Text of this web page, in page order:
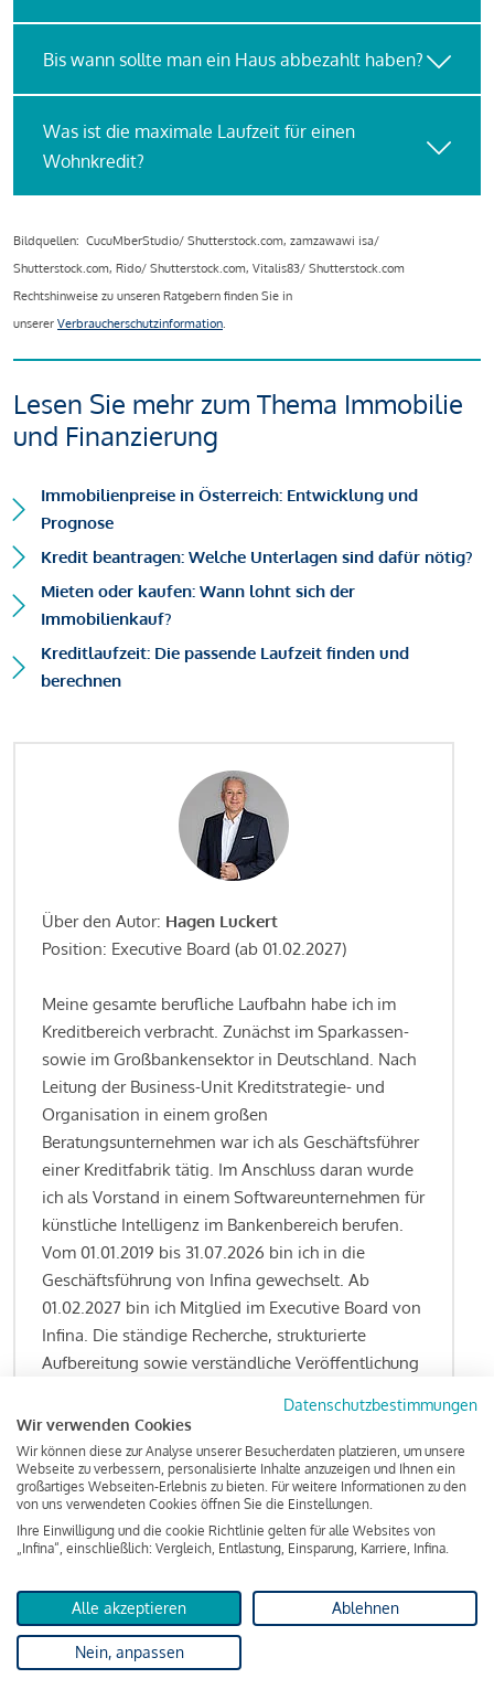
Bis wann sollte man ein Haus abbezahlt haben?
Was ist die maximale Laufzeit für einen
Wohnkredit?
Bildquellen: CucuMberStudio/ Shutterstock.com, zamzawawi isa/
Shutterstock.com, Rido/ Shutterstock.com, Vitalis83/ Shutterstock.com
Rechtshinweise zu unseren Ratgebern finden Sie in
unserer Verbraucherschutzinformation.
Lesen Sie mehr zum Thema Immobilie
und Finanzierung
Immobilienpreise in Österreich: Entwicklung und
Prognose
Kredit beantragen: Welche Unterlagen sind dafür nötig?
Mieten oder kaufen: Wann lohnt sich der
Immobilienkauf?
Kreditlaufzeit: Die passende Laufzeit finden und
berechnen
Über den Autor: Hagen Luckert
Position: Executive Board (ab 01.02.2027)
Meine gesamte berufliche Laufbahn habe ich im
Kreditbereich verbracht. Zunächst im Sparkassen-
sowie im Großbankensektor in Deutschland. Nach
Leitung der Business-Unit Kreditstrategie- und
Organisation in einem großen
Beratungsunternehmen war ich als Geschäftsführer
einer Kreditfabrik tätig. Im Anschluss daran wurde
ich als Vorstand in einem Softwareunternehmen für
künstliche Intelligenz im Bankenbereich berufen.
Vom 01.01.2019 bis 31.07.2026 bin ich in die
Geschäftsführung von Infina gewechselt. Ab
01.02.2027 bin ich Mitglied im Executive Board von
Infina. Die ständige Recherche, strukturierte
Aufbereitung sowie verständliche Veröffentlichung
Kreditgeschäft gehören zu den wesentlichen
Schwerpunktsetzungen meiner Funktion.
Lesen Sie meine Finanzierungs-Tipps
KreditindexDas Wohnkredit Barometer
Datenschutzbestimmungen
Wir verwenden Cookies
Wir können diese zur Analyse unserer Besucherdaten platzieren, um unsere
Webseite zu verbessern, personalisierte Inhalte anzuzeigen und Ihnen ein
großartiges Webseiten-Erlebnis zu bieten. Für weitere Informationen zu den
von uns verwendeten Cookies öffnen Sie die Einstellungen.
Ihre Einwilligung und die cookie Richtlinie gelten für alle Websites von
„Infina“, einschließlich: Vergleich, Entlastung, Einsparung, Karriere, Infina.
Alle akzeptieren Ablehnen
Nein, anpassen